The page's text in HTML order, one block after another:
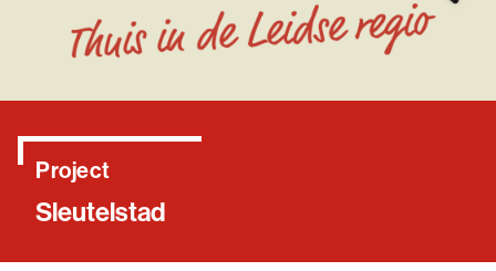
Sleutelstad
Project